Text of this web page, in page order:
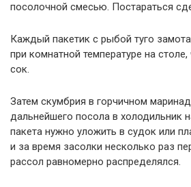
посолочной смесью. Постараться
Каждый пакетик с рыбой туго
при комнатной температуре на
сок.
Затем скумбрия в горчичном
дальнейшего посола в холодильник
пакета нужно уложить в судок или
и за время засолки несколько раз
рассол равномерно распределялся.